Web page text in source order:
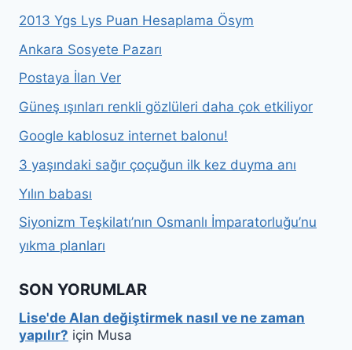
2013 Ygs Lys Puan Hesaplama Ösym
Ankara Sosyete Pazarı
Postaya İlan Ver
Güneş ışınları renkli gözlüleri daha çok etkiliyor
Google kablosuz internet balonu!
3 yaşındaki sağır çoçuğun ilk kez duyma anı
Yılın babası
Siyonizm Teşkilatı’nın Osmanlı İmparatorluğu’nu
yıkma planları
SON YORUMLAR
Lise'de Alan değiştirmek nasıl ve ne zaman
yapılır? için Musa